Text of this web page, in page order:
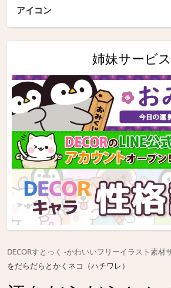
アイコン
姉妹サービス
DECORすとっく -かわいいフリーイラスト素材
をだらだらとかくネコ（ハチワレ）